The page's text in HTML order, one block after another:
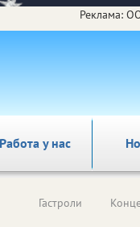
Реклама:
у нас
Гастроли